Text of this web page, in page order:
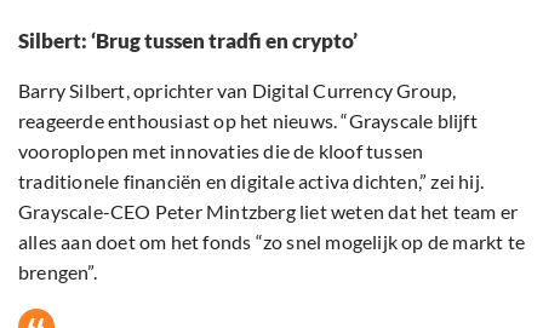
Silbert: ‘Brug tussen tradfi en crypto’
Barry Silbert, oprichter van Digital Currency Group,
reageerde enthousiast op het nieuws. “Grayscale blijft
vooroplopen met innovaties die de kloof tussen
traditionele financiën en digitale activa dichten,” zei hij.
Grayscale-CEO Peter Mintzberg liet weten dat het team er
alles aan doet om het fonds “zo snel mogelijk op de markt te
brengen”.